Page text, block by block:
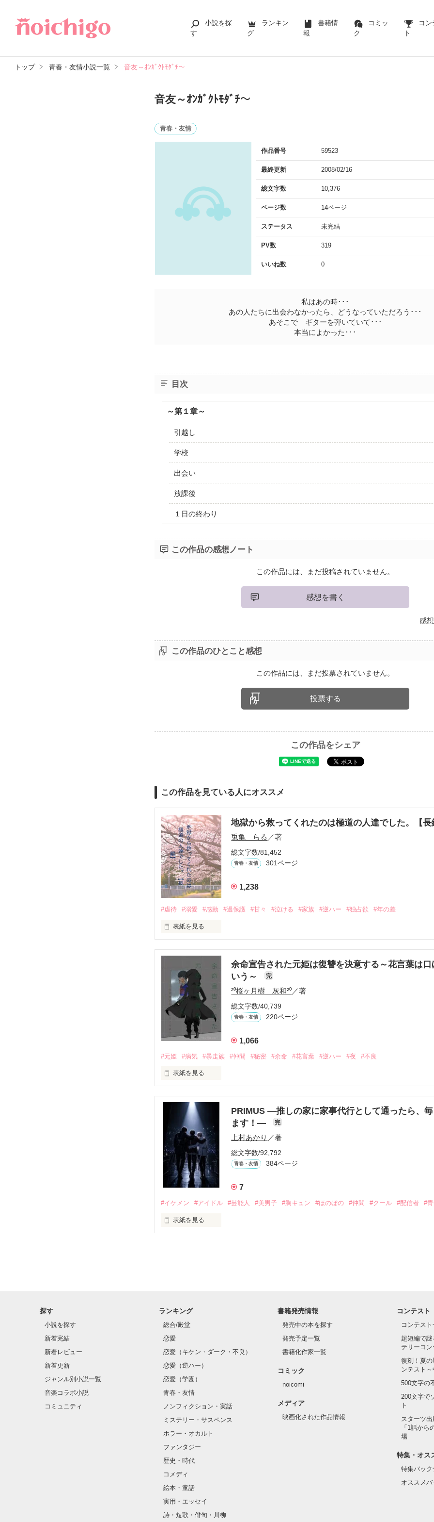
小説を探
す
ランキン
グ
書籍情
報
コミッ
ク
コン
ト
トップ 青春・友情小説一覧 音友～ｵﾝｶﾞｸﾄﾓﾀﾞﾁ～
音友～ｵﾝｶﾞｸﾄﾓﾀﾞﾁ～
青春・友情
作品番号 59523
最終更新 2008/02/16
総文字数 10,376
ページ数 14ページ
ステータス 未完結
PV数 319
いいね数 0
私はあの時･･･
あの人たちに出会わなかったら、どうなっていただろう･･･
あそこで ギターを弾いていて･･･
本当によかった･･･
目次
～第１章～
引越し
学校
出会い
放課後
１日の終わり
この作品の感想ノート
この作品には、まだ投稿されていません。
感想を書く
感
この作品のひとこと感想
この作品には、まだ投票されていません。
投票する
この作品をシェア
この作品を見ている人にオススメ
地獄から救ってくれたのは極道の人達でした。【長
兎亀 らる ／著
総文字数/81,452
青春・友情 301ページ
1,238
#虐待 #溺愛 #感動 #過保護 #甘々 #泣ける #家族 #逆ハー #独占欲 #年の差
表紙を見る
『──のせいじゃないよ』
｢なんであんたが生きてんのよ｣
『生きていてくれてありがとう』
｢あんたなんか産まなきゃ良かった｣
『産まれてきてくれてありがとう』
『──が居てくれたから俺たちは·····』
両親から虐待を受け感情を知らない女の子と
その女の子に感情を教える極道達との物語。
泣き方も、笑い方も、助けの求め方も、何も知らなかった。
野いちご
総合 最高3位！
ジャンル別 最高1位！
ありがとうございます❀
※こちらの作品は、以前出していたしたものの長編バージョンになります。
余命宣告された元姫は復讐を決意する～花言葉は口
いう～
完
²⁰桜ヶ月樹 灰和²⁰／著
総文字数/40,739
青春・友情 220ページ
1,066
#元姫 #病気 #暴走族 #仲間 #秘密 #余命 #花言葉 #逆ハー #夜 #不良
表紙を見る
世界№1の最強。通り名・night
龍牙の元姫
桜城　紗夜(さくらぎ　さや)
×
全国一位・龍牙(りゅうが)メンバー
龍牙・総長。
黒崎　零斗(くろさき　れいと)
龍牙・姫。
龍牙・幹部。
森本　一樹(もりもと　いつき)
龍牙・幹部。
滝井　遥(たきい　はるか)
龍牙・幹部。
PRIMUS ―推しの家に家事代行として通ったら、
ます！―
完
上村あかり ／著
総文字数/92,792
青春・友情 384ページ
7
#イケメン #アイドル #芸能人 #美男子 #胸キュン #ほのぼの #仲間 #クール #配信者 #
表紙を見る
三人の姿に勇気をもらい、「私も一歩踏み出してみたい」と思えるようになった。
恋、友情、夢、そして成長。
笑って、ときどき泣ける。
〜青春群像劇〜
探す
小説を探す
新着完結
新着レビュー
新着更新
ジャンル別小説一覧
音楽コラボ小説
コミュニティ
ランキング
総合/殿堂
恋愛
恋愛（キケン・ダーク・不良）
恋愛（逆ハー）
恋愛（学園）
青春・友情
ノンフィクション・実話
ミステリー・サスペンス
ホラー・オカルト
ファンタジー
歴史・時代
コメディ
絵本・童話
実用・エッセイ
詩・短歌・俳句・川柳
書籍発売情報
発売中の本を探す
発売予定一覧
書籍化作家一覧
コミック
noicomi
メディア
映画化された作品情報
コンテスト
コンテスト
超短編で
テリーコン
復刻！夏
ンテスト
500文字の
200文字で
ト
スターツ
「1話から
場
特集・オス
特集バック
オススメ